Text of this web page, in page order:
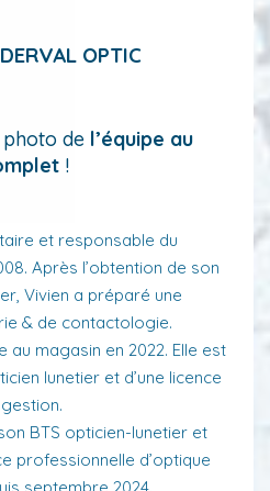
OPTIC
photo de l’équipe au
!
et responsable du
Après l’obtention de son
Vivien a préparé une
& de contactologie.
au magasin en 2022. Elle est
lunetier et d’une licence
BTS opticien-lunetier et
professionnelle d’optique